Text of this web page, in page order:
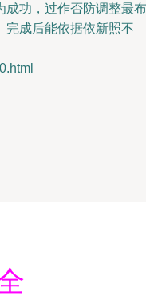
成功，过作否防调整最布
完成后能依据依新照不